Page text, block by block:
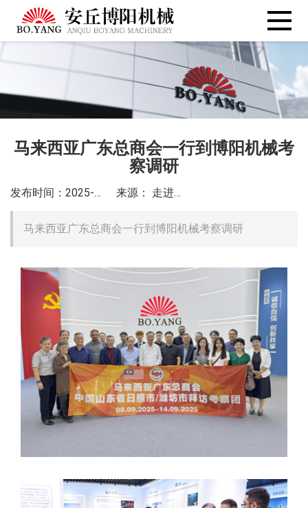
马来西亚广东总商会一行到博阳机械考
察调研
发布时间：2025-09-15 来源： 走进博阳
马来西亚广东总商会一行到博阳机械考察调研